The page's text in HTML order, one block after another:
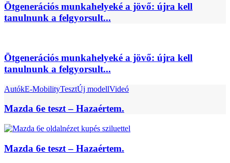
Ötgenerációs munkahelyeké a jövő: újra kell
tanulnunk a felgyorsult...
Ötgenerációs munkahelyeké a jövő: újra kell
tanulnunk a felgyorsult...
AutókE-MobilityTesztÚj modellVideó
Mazda 6e teszt – Hazaértem.
Mazda 6e teszt – Hazaértem.